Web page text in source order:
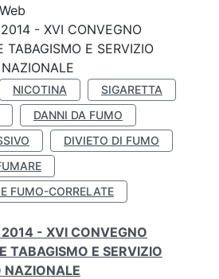
2014 - XVI CONVEGNO
TABAGISMO E SERVIZIO
NICOTINA
SIGARETTA
DANNI DA FUMO
DIVIETO DI FUMO
FUMO-CORRELATE
2014 - XVI CONVEGNO
TABAGISMO E SERVIZIO
NAZIONALE